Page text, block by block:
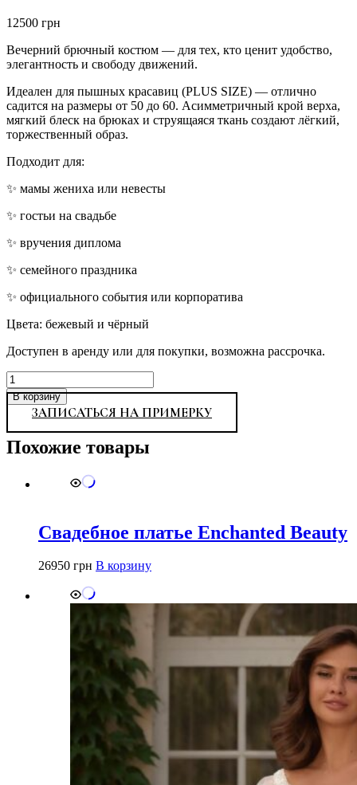
12500 грн
Вечерний брючный костюм — для тех, кто ценит удобство,
элегантность и свободу движений.
Идеален для пышных красавиц (PLUS SIZE) — отлично
садится на размеры от 50 до 60. Асимметричный крой верха,
мягкий блеск на брюках и струящаяся ткань создают лёгкий,
торжественный образ.
Подходит для:
✨ мамы жениха или невесты
✨ гостьи на свадьбе
✨ вручения диплома
✨ семейного праздника
✨ официального события или корпоратива
Цвета: бежевый и чёрный
Доступен в аренду или для покупки, возможна рассрочка.
Количество
товара
Вечерний
брючный
костюм
В корзину
ЗАПИСАТЬСЯ НА ПРИМЕРКУ
Похожие товары
Свадебное платье Enchanted Beauty
26950 грн В корзину